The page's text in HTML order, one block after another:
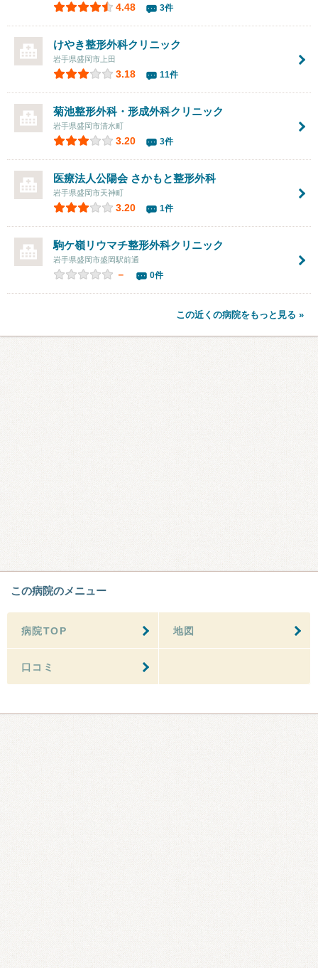
4.48 3件
けやき整形外科クリニック
岩手県盛岡市上田
3.18 11件
菊池整形外科・形成外科クリニック
岩手県盛岡市清水町
3.20 3件
医療法人公陽会 さかもと整形外科
岩手県盛岡市天神町
3.20 1件
駒ケ嶺リウマチ整形外科クリニック
岩手県盛岡市盛岡駅前通
－ 0件
この近くの病院をもっと見る »
この病院のメニュー
病院TOP 地図
口コミ